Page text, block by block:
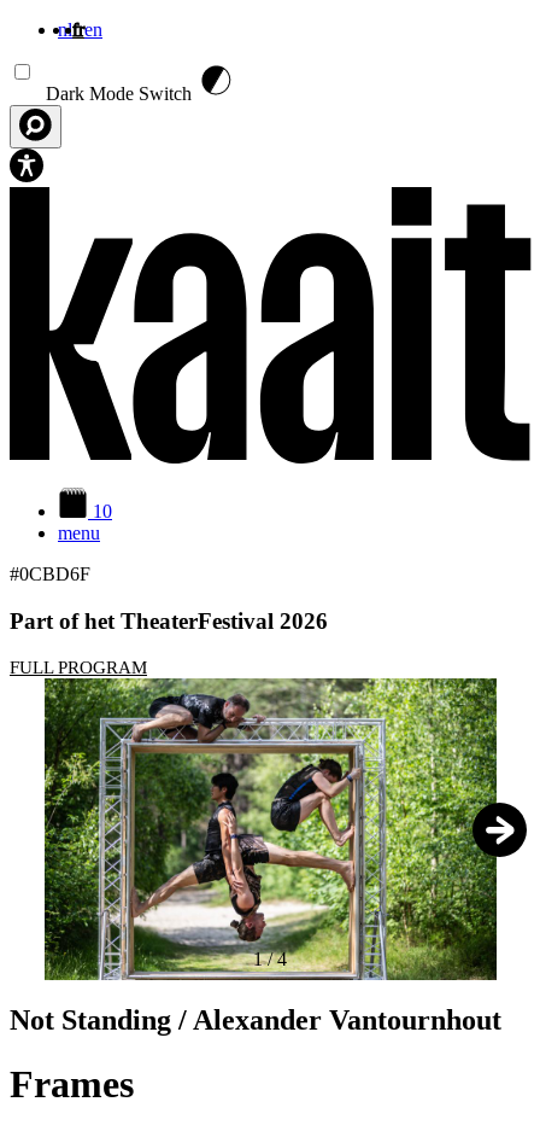
nlfren
Dark Mode Switch
10
menu
#0CBD6F
Part of het TheaterFestival 2026
FULL PROGRAM
1/4
Not Standing / Alexander Vantournhout
Frames